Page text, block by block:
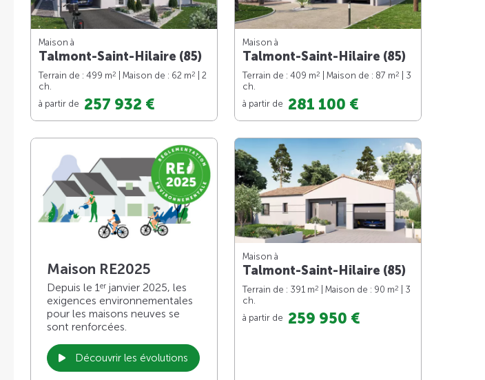
Maison à
Talmont-Saint-Hilaire (85)
Terrain de : 499 m2 | Maison de : 62 m2
| 2
ch.
à partir de 257 932 €
Maison à
Talmont-Saint-Hilaire (85)
Terrain de : 409 m2 | Maison de : 87 m2
| 3
ch.
à partir de 281 100 €
Maison RE2025
Depuis le 1 er janvier 2025, les
exigences environnementales
pour les maisons neuves se
sont renforcées.
Découvrir les évolutions
Maison à
Talmont-Saint-Hilaire (85)
Terrain de : 391 m2 | Maison de : 90 m2
| 3
ch.
à partir de 259 950 €